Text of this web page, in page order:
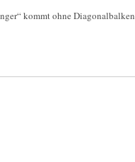
kommt ohne Diagonalbalken